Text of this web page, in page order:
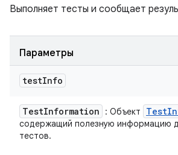
Выполняет тесты и сообщает
Параметры
testInfo
TestInformation : Объект Test
содержащий полезную информацию
тестов.